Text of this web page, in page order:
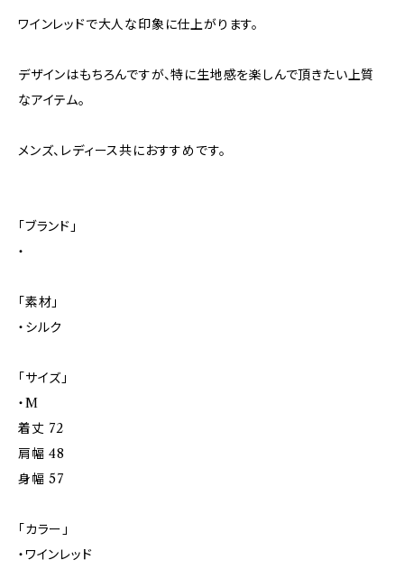
ワインレッドで大人な印象に仕上がります。
デザインはもちろんですが、特に生地感を楽しんで頂きたい上質
なアイテム。
メンズ、レディース共におすすめです。
「ブランド」
・
「素材」
・シルク
「サイズ」
・M
着丈 72
肩幅 48
身幅 57
「カラー」
・ワインレッド